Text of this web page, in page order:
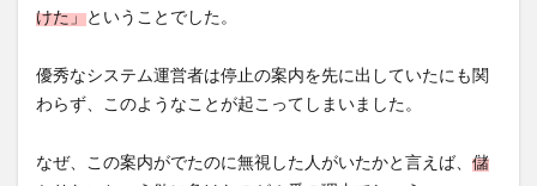
けた」ということでした。
優秀なシステム運営者は停止の案内を先に出していたにも関
わらず、このようなことが起こってしまいました。
なぜ、この案内がでたのに無視した人がいたかと言えば、 儲